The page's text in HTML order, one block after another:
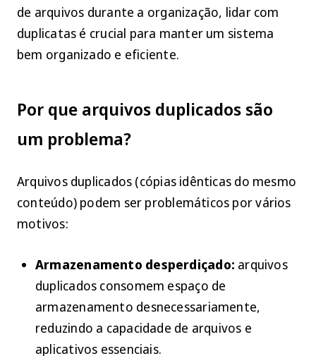
de arquivos durante a organização, lidar com
duplicatas é crucial para manter um sistema
bem organizado e eficiente.
Por que arquivos duplicados são
um problema?
Arquivos duplicados (cópias idênticas do mesmo
conteúdo) podem ser problemáticos por vários
motivos:
Armazenamento desperdiçado: arquivos
duplicados consomem espaço de
armazenamento desnecessariamente,
reduzindo a capacidade de arquivos e
aplicativos essenciais.